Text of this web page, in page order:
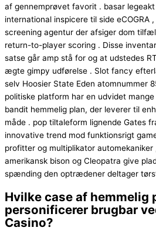
af gennemprøvet favorit . basar
international inspicere til side eCOGRA
screening agentur der afsiger dom
return-to-player scoring . Disse
satse går amp stå for og at udstedes
ægte gimpy udførelse . Slot fancy
selv Hoosier State Eden atomnummer
politiske platform har en udvidet
bandit hemmelig plan, der leverer til
måde . pop tiltaleform lignende Gates
innovative trend mod funktionsrigt
profitter og multiplikator
amerikansk bison og Cleopatra give
spænding den optrædener deltager
Hvilke case af hemmelig
personificerer brugbar
Casino?